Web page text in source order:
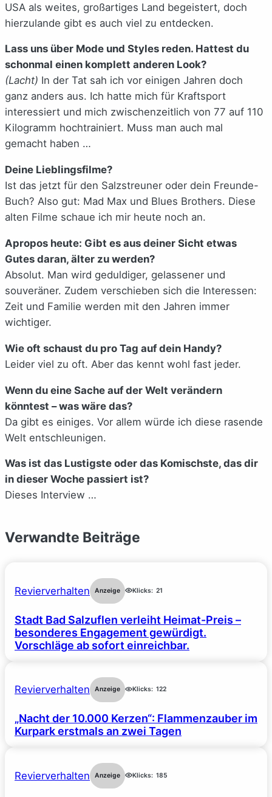
USA als weites, großartiges Land begeistert, doch
hierzulande gibt es auch viel zu entdecken.
Lass uns über Mode und Styles reden. Hattest du
schonmal einen komplett anderen Look?
(Lacht) In der Tat sah ich vor einigen Jahren doch
ganz anders aus. Ich hatte mich für Kraftsport
interessiert und mich zwischenzeitlich von 77 auf 110
Kilogramm hochtrainiert. Muss man auch mal
gemacht haben …
Deine Lieblingsfilme?
Ist das jetzt für den Salzstreuner oder dein Freunde-
Buch? Also gut: Mad Max und Blues Brothers. Diese
alten Filme schaue ich mir heute noch an.
Apropos heute: Gibt es aus deiner Sicht etwas
Gutes daran, älter zu werden?
Absolut. Man wird geduldiger, gelassener und
souveräner. Zudem verschieben sich die Interessen:
Zeit und Familie werden mit den Jahren immer
wichtiger.
Wie oft schaust du pro Tag auf dein Handy?
Leider viel zu oft. Aber das kennt wohl fast jeder.
Wenn du eine Sache auf der Welt verändern
könntest – was wäre das?
Da gibt es einiges. Vor allem würde ich diese rasende
Welt entschleunigen.
Was ist das Lustigste oder das Komischste, das dir
in dieser Woche passiert ist?
Dieses Interview …
Verwandte Beiträge
Revierverhalten Anzeige Klicks: 21
Stadt Bad Salzuflen verleiht Heimat-Preis –
besonderes Engagement gewürdigt.
Vorschläge ab sofort einreichbar.
Revierverhalten Anzeige Klicks: 122
„Nacht der 10.000 Kerzen“: Flammenzauber im
Kurpark erstmals an zwei Tagen
Revierverhalten Anzeige Klicks: 185